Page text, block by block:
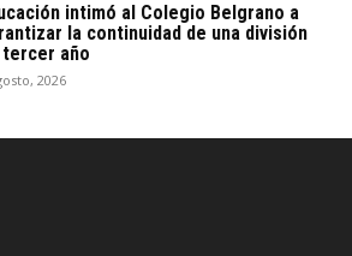
intimó al Colegio Belgrano a
la continuidad de una división
tercer año
2026